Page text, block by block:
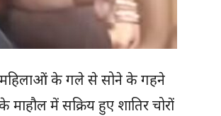
महिलाओं के गले से सोने के गहने
में सक्रिय हुए शातिर चोरों